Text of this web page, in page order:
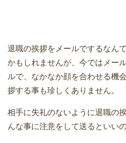
退職の挨拶をメールでするなん
かもしれませんが、今ではメー
ルで、なかなか顔を合わせる機
拶する事も珍しくありません。
相手に失礼のないように退職の
んな事に注意をして送るといい